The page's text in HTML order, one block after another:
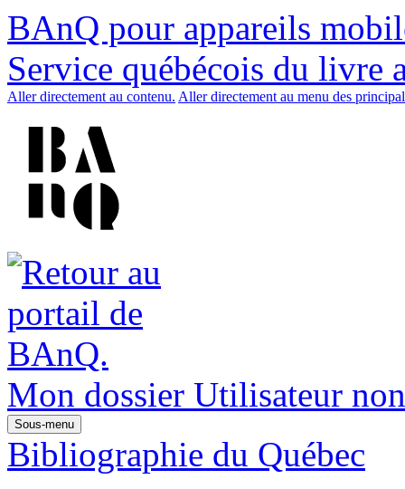
BAnQ pour appareils
Service québécois du livre
Aller directement au contenu. Aller directement au menu des
Mon dossier Utilisateur
Sous-menu
Bibliographie du Québec